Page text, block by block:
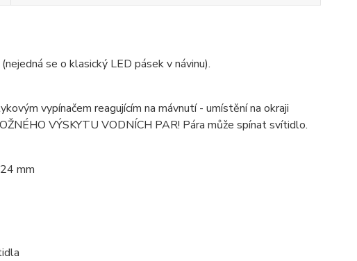
se o klasický LED pásek v návinu).
vypínačem reagujícím na mávnutí - umístění na okraji
VÝSKYTU VODNÍCH PAR! Pára může spínat svítidlo.
mm